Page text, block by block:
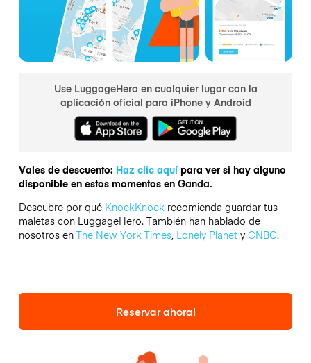
Use LuggageHero en cualquier lugar con la
aplicación oficial para iPhone y Android
Vales de descuento: Haz clic aquípara ver si hay alguno
disponible en estos momentos en Ganda.
Descubre por qué KnockKnockrecomienda guardar tus
maletas con LuggageHero. También han hablado de
nosotros en The New York Times, Lonely Planety CNBC.
Reservar ahora!